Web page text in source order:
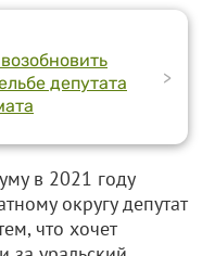
депутата
>
в 2021 году
округу депутат
что хочет